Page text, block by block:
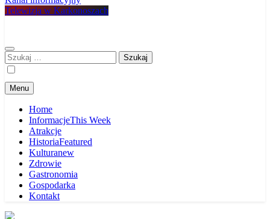
Telewizja w Karkonoszach
Szukaj:
Menu
Home
InformacjeThis Week
Atrakcje
HistoriaFeatured
Kulturanew
Zdrowie
Gastronomia
Gospodarka
Kontakt